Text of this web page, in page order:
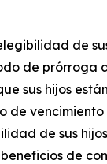
de
de prórroga
sus hijos
de
de sus
de